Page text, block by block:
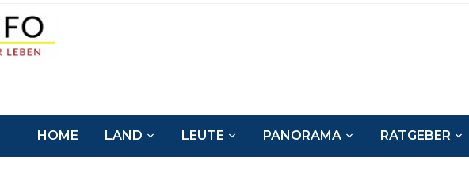
HOME LAND LEUTE PANORAMA RATGEBER